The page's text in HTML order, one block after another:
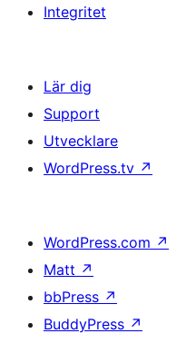
Integritet
Lär dig
Support
Utvecklare
WordPress.tv ↗
WordPress.com ↗
Matt ↗
bbPress ↗
BuddyPress ↗